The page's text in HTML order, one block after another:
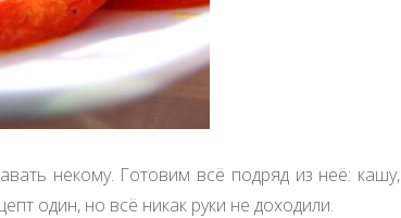
некому. Готовим всё подряд из неё: кашу,
один, но всё никак руки не доходили.